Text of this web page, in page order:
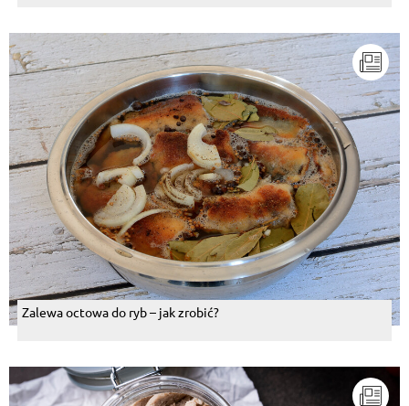
Zalewa octowa do ryb – jak zrobić?